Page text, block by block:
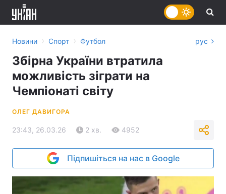
Новини › Спорт › Футбол рус
Збірна України втратила
можливість зіграти на
Чемпіонаті світу
ОЛЕГ ДАВИГОРА
23:43, 26.03.26 2 хв. 4952
Підпишіться на нас в Google